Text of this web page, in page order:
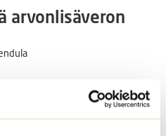
arvonlisäveron